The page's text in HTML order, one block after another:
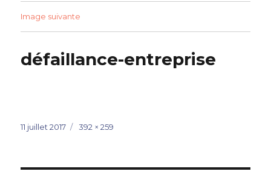
et fonds de commerce
Image suivante
défaillance-entreprise
Publié
11 juillet 2017
Taille
392 × 259